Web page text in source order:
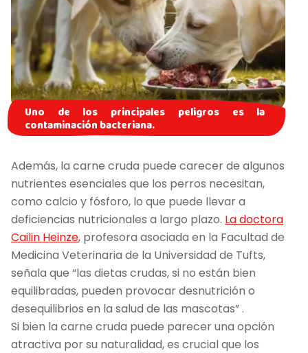
Uno de los principales peligros es la
contaminación bacteriana.
Además, la carne cruda puede carecer de algunos
nutrientes esenciales que los perros necesitan,
como calcio y fósforo, lo que puede llevar a
deficiencias nutricionales a largo plazo. La doctora
Cailin Heinze, profesora asociada en la Facultad de
Medicina Veterinaria de la Universidad de Tufts,
señala que “las dietas crudas, si no están bien
equilibradas, pueden provocar desnutrición o
desequilibrios en la salud de las mascotas” .
Si bien la carne cruda puede parecer una opción
atractiva por su naturalidad, es crucial que los